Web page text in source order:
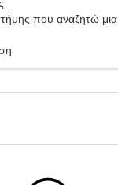
που αναζητώ μια